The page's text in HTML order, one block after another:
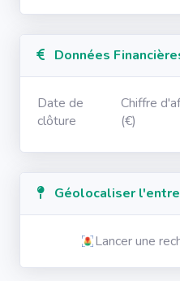
Données
Date de
clôture
Chiffre
(€)
Géolocaliser
Lancer une